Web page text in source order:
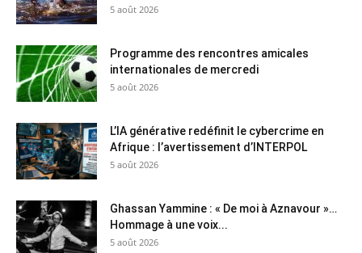
5 août 2026
Programme des rencontres amicales
internationales de mercredi
5 août 2026
L’IA générative redéfinit le cybercrime en
Afrique : l’avertissement d’INTERPOL
5 août 2026
Ghassan Yammine : « De moi à Aznavour »…
Hommage à une voix...
5 août 2026